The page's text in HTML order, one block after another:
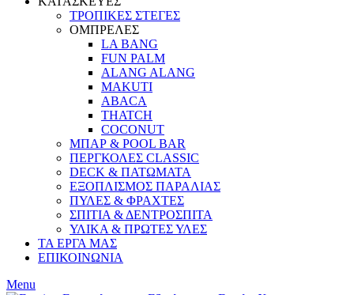
ΤΡΟΠΙΚΕΣ ΣΤΕΓΕΣ
ΟΜΠΡΕΛΕΣ
LA BANG
FUN PALM
ALANG ALANG
MAKUTI
ABACA
THATCH
COCONUT
ΜΠΑΡ & POOL BAR
ΠΕΡΓΚΟΛΕΣ CLASSIC
DECK & ΠΑΤΩΜΑΤΑ
ΕΞΟΠΛΙΣΜΟΣ ΠΑΡΑΛΙΑΣ
ΠΥΛΕΣ & ΦΡΑΧΤΕΣ
ΣΠΙΤΙΑ & ΔΕΝΤΡΟΣΠΙΤΑ
ΥΛΙΚΑ & ΠΡΩΤΕΣ ΥΛΕΣ
ΤΑ ΕΡΓΑ ΜΑΣ
ΕΠΙΚΟΙΝΩΝΙΑ
Menu